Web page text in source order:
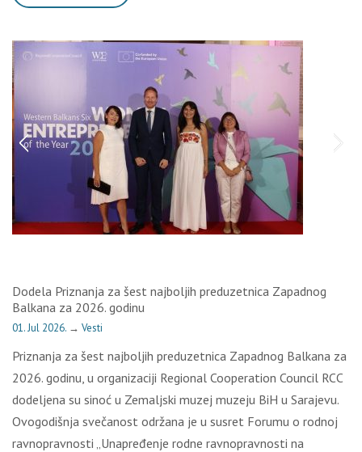
Dodela Priznanja za šest najboljih preduzetnica Zapadnog
Balkana za 2026. godinu
01. Jul 2026. → Vesti
Priznanja za šest najboljih preduzetnica Zapadnog Balkana za
2026. godinu, u organizaciji Regional Cooperation Council RCC
dodeljena su sinoć u Zemaljski muzej muzeju BiH u Sarajevu.
Ovogodišnja svečanost održana je u susret Forumu o rodnoj
ravnopravnosti „Unapređenje rodne ravnopravnosti na